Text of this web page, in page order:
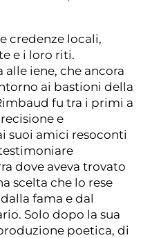
credenze locali,
e i loro riti.
alle iene, che ancora
ai bastioni della
fu tra i primi a
e
suoi amici resoconti
dove aveva trovato
scelta che lo rese
fama e dal
Solo dopo la sua
poetica, di